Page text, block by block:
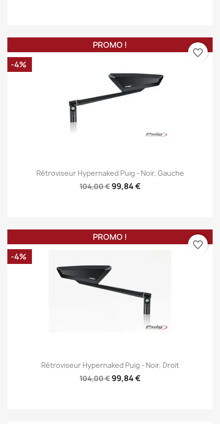
Rétroviseur Hypernaked Puig - Noir, Gauche
104,00 € 99,84 €
PROMO !
-4%
favorite_border
Rétroviseur Hypernaked Puig - Noir, Droit
104,00 € 99,84 €
PROMO !
-4%
favorite_border